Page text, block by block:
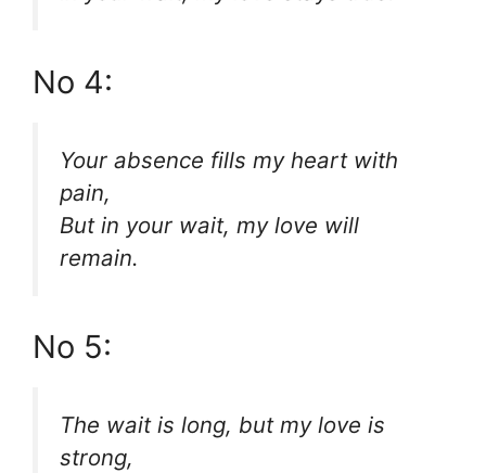
No 4:
Your absence fills my heart with
pain,
But in your wait, my love will
remain.
No 5:
The wait is long, but my love is
strong,